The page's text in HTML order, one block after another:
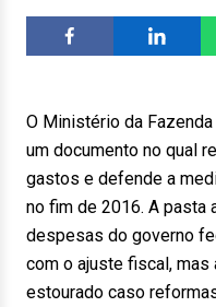
O Ministério da
um documento no qual
gastos e defende a
no fim de 2016. A pasta
despesas do governo
com o ajuste fiscal,
estourado caso